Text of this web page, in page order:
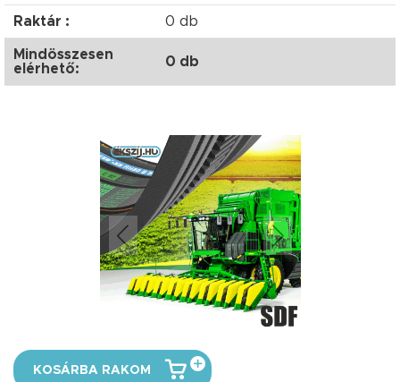
Raktár : 0 db
Mindösszesen
elérhető:
0 db
KOSÁRBA RAKOM